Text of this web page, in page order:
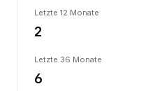
Letzte 12 Monate
2
Letzte 36 Monate
6